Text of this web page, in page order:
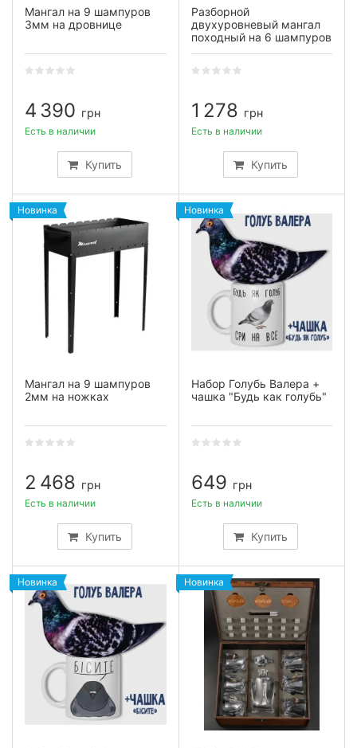
Мангал на 9 шампуров
3мм на дровнице
4 390 грн
Купить
Есть в наличии
Разборной
двухуровневый мангал
походный на 6 шампуров
1 278 грн
Купить
Есть в наличии
Новинка
Мангал на 9 шампуров
2мм на ножках
2 468 грн
Купить
Есть в наличии
Новинка
Набор Голубь Валера +
чашка "Будь как голубь"
649 грн
Купить
Есть в наличии
Новинка Новинка